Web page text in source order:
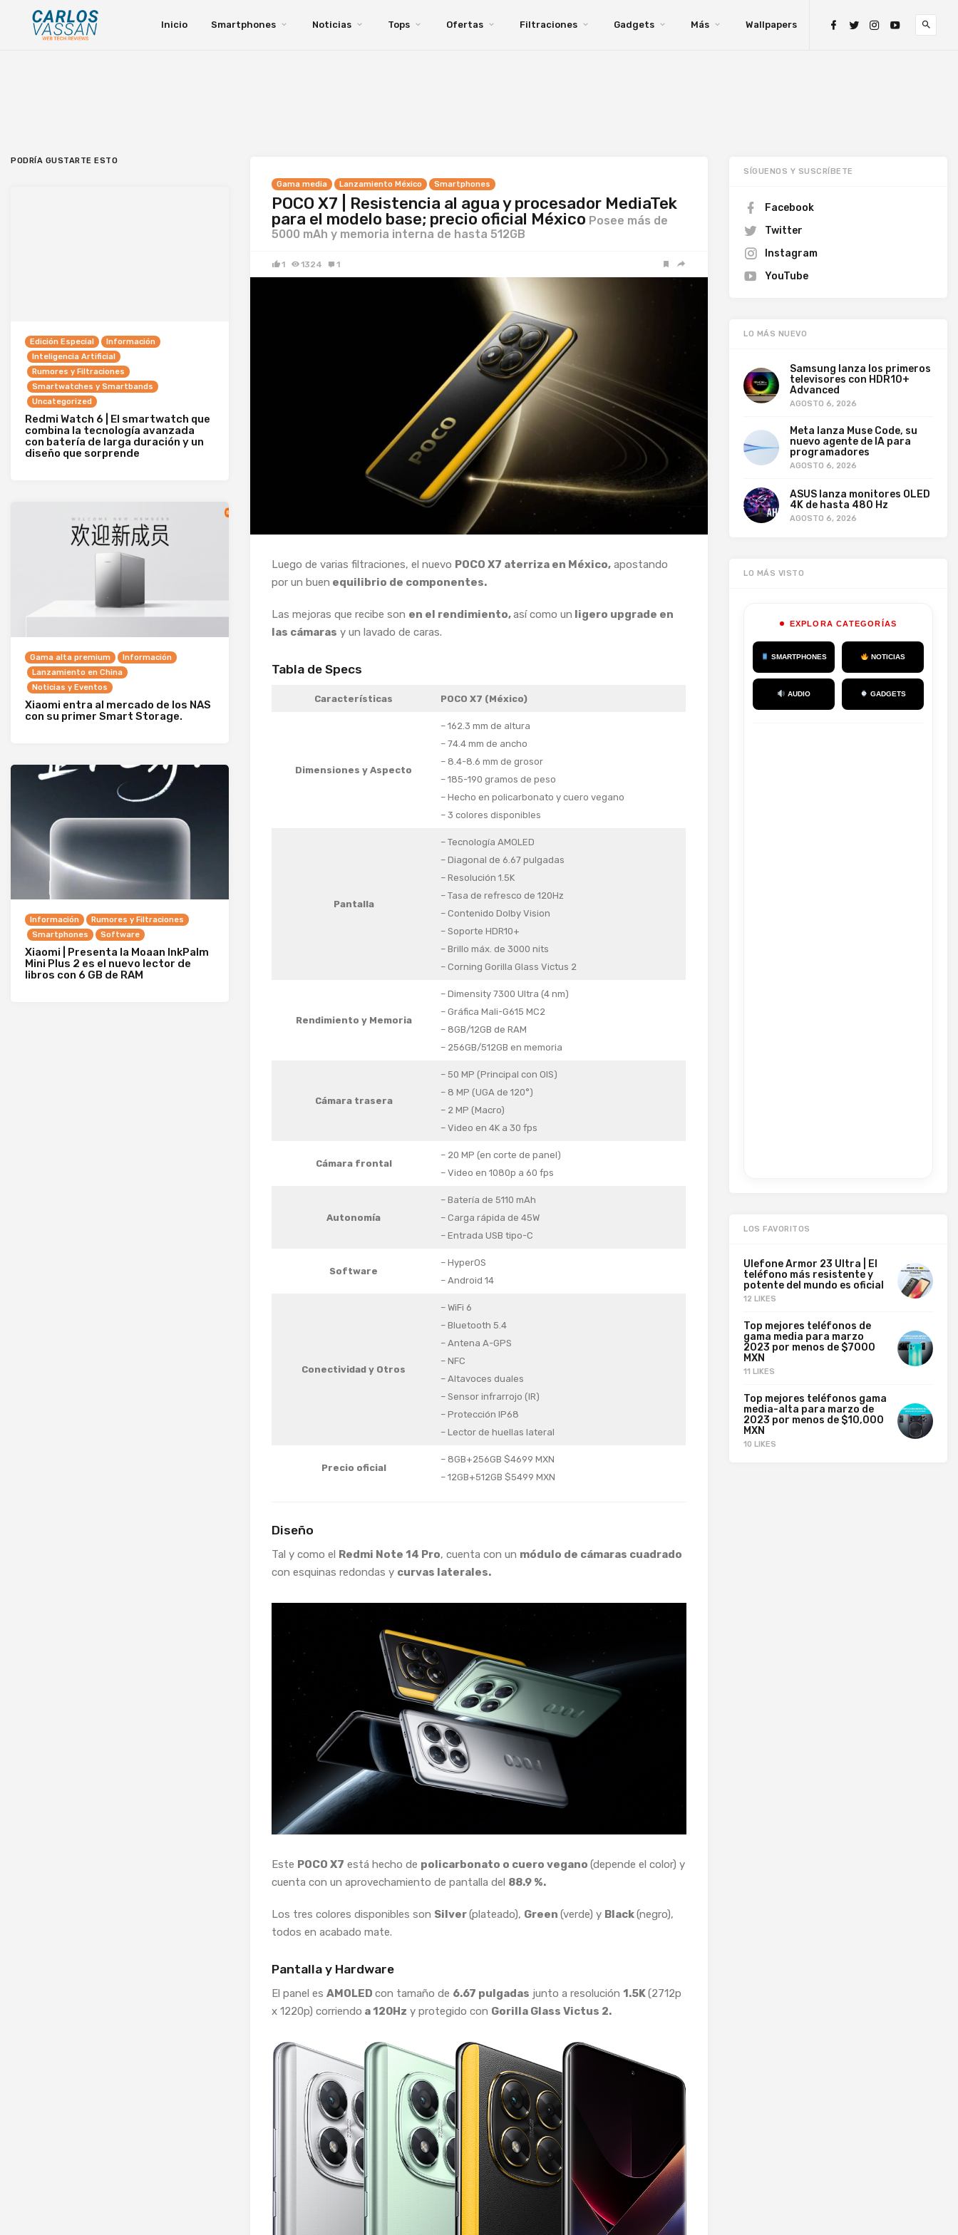
Inicio Smartphones Noticias Tops Ofertas Filtraciones Gadgets Más Wallpapers
Gama media Lanzamiento México Smartphones
POCO X7 | Resistencia al agua y procesador MediaTek
para el modelo base; precio oficial México Posee más de
5000 mAh y memoria interna de hasta 512GB
1 1324 1
Luego de varias filtraciones, el nuevo POCO X7 aterriza en México, apostando
por un buen equilibrio de componentes.
Las mejoras que recibe son en el rendimiento,así como un ligero upgrade en
las cámaras y un lavado de caras.
Tabla de Specs
Características POCO X7 (México)
Dimensiones y Aspecto
– 162.3 mm de altura
– 74.4 mm de ancho
– 8.4-8.6 mm de grosor
– 185-190 gramos de peso
– Hecho en policarbonato y cuero vegano
– 3 colores disponibles
Pantalla
– Tecnología AMOLED
– Diagonal de 6.67 pulgadas
– Resolución 1.5K
– Tasa de refresco de 120Hz
– Contenido Dolby Vision
– Soporte HDR10+
– Brillo máx. de 3000 nits
– Corning Gorilla Glass Victus 2
Rendimiento y Memoria
– Dimensity 7300 Ultra (4 nm)
– Gráfica Mali-G615 MC2
– 8GB/12GB de RAM
– 256GB/512GB en memoria
Cámara trasera
– 50 MP (Principal con OIS)
– 8 MP (UGA de 120°)
– 2 MP (Macro)
– Video en 4K a 30 fps
Cámara frontal
– 20 MP (en corte de panel)
– Video en 1080p a 60 fps
Autonomía
– Batería de 5110 mAh
– Carga rápida de 45W
– Entrada USB tipo-C
Software
– HyperOS
– Android 14
Conectividad y Otros
– WiFi 6
– Bluetooth 5.4
– Antena A-GPS
– NFC
– Altavoces duales
– Sensor infrarrojo (IR)
– Protección IP68
– Lector de huellas lateral
Precio oficial
– 8GB+256GB $4699 MXN
– 12GB+512GB $5499 MXN
Diseño
Tal y como el Redmi Note 14 Pro, cuenta con un módulo de cámaras cuadrado
con esquinas redondas y curvas laterales.
Este POCO X7 está hecho de policarbonato o cuero vegano (depende el color) y
cuenta con un aprovechamiento de pantalla del 88.9 %.
Los tres colores disponibles son Silver(plateado), Green (verde) y Black(negro),
todos en acabado mate.
Pantalla y Hardware
El panel es AMOLED con tamaño de 6.67 pulgadas junto a resolución 1.5K(2712p
x 1220p) corriendo a 120Hz y protegido con Gorilla Glass Victus 2.
PODRÍA GUSTARTE ESTO
Edición Especial
Información
Inteligencia Artificial
Rumores y Filtraciones
Smartwatches y Smartbands
Uncategorized
Redmi Watch 6 | El smartwatch que
combina la tecnología avanzada
con batería de larga duración y un
diseño que sorprende
Gama alta premium
Información
Lanzamiento en China
Noticias y Eventos
Xiaomi entra al mercado de los NAS
con su primer Smart Storage.
Información
Rumores y Filtraciones
Smartphones
Software
Xiaomi | Presenta la Moaan InkPalm
Mini Plus 2 es el nuevo lector de
libros con 6 GB de RAM
SÍGUENOS Y SUSCRÍBETE
Facebook
Twitter
Instagram
YouTube
LO MÁS NUEVO
Samsung lanza los primeros
televisores con HDR10+
Advanced
AGOSTO 6, 2026
Meta lanza Muse Code, su
nuevo agente de IA para
programadores
AGOSTO 6, 2026
ASUS lanza monitores OLED
4K de hasta 480 Hz
AGOSTO 6, 2026
LO MÁS VISTO
EXPLORA CATEGORÍAS
SMARTPHONES NOTICIAS
AUDIO GADGETS
LOS FAVORITOS
Ulefone Armor 23 Ultra | El
teléfono más resistente y
potente del mundo es oficial
12 LIKES
Top mejores teléfonos de
gama media para marzo
2023 por menos de $7000
MXN
11 LIKES
Top mejores teléfonos gama
media-alta para marzo de
2023 por menos de $10,000
MXN
10 LIKES